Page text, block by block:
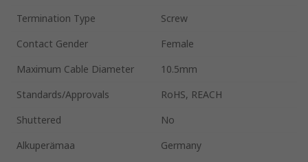
Termination Type
Screw
Contact Gender
Female
Maximum Cable Diameter
10.5mm
Standards/Approvals
RoHS, REACH
Shuttered
No
Alkuperämaa
Germany